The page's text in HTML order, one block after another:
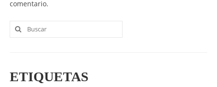
comentario.
Buscar
por:
ETIQUETAS